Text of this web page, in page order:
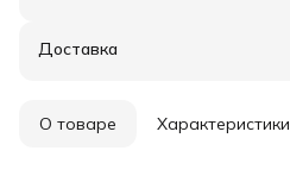
Оплата частями в Сплит
Удобный возврат
Доставка
О товаре Характеристики